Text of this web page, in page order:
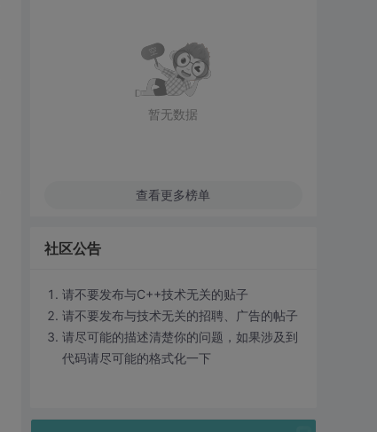
暂无数据
查看更多榜单
社区公告
请不要发布与C++技术无关的贴子
请不要发布与技术无关的招聘、广告的帖子
请尽可能的描述清楚你的问题，如果涉及到
代码请尽可能的格式化一下